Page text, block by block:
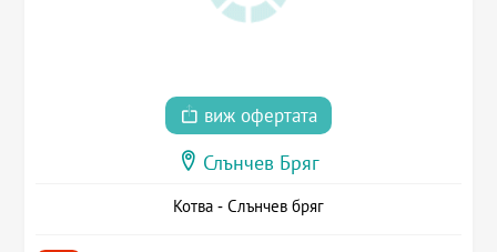
виж офертата
Слънчев Бряг
Котва - Слънчев бряг